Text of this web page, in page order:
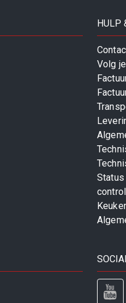
HULP
Volg